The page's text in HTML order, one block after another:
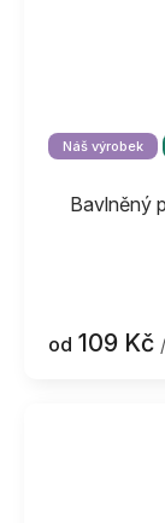
Náš výrobek
Bavlněný
od 109 Kč